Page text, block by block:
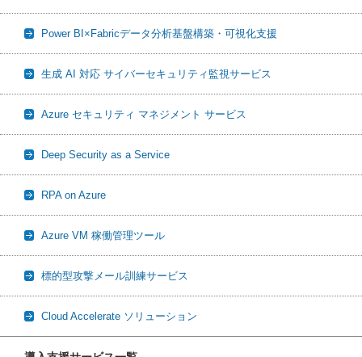
Power BI×Fabricデータ分析基盤構築・可視化支援
生成 AI 対応 サイバーセキュリティ監視サービス
Azure セキュリティ マネジメント サービス
Deep Security as a Service
RPA on Azure
Azure VM 稼働管理ツール
標的型攻撃メール訓練サービス
Cloud Accelerate ソリューション